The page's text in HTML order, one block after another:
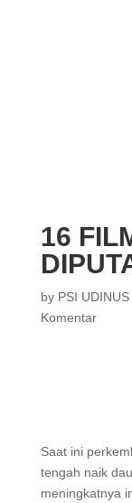
16
by PSI UDINUS
Komentar
Saat ini
tengah naik
meningkatnya